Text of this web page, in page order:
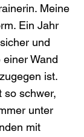
Meine
Ein Jahr
und
Wand
ist.
so schwer,
unter
mit